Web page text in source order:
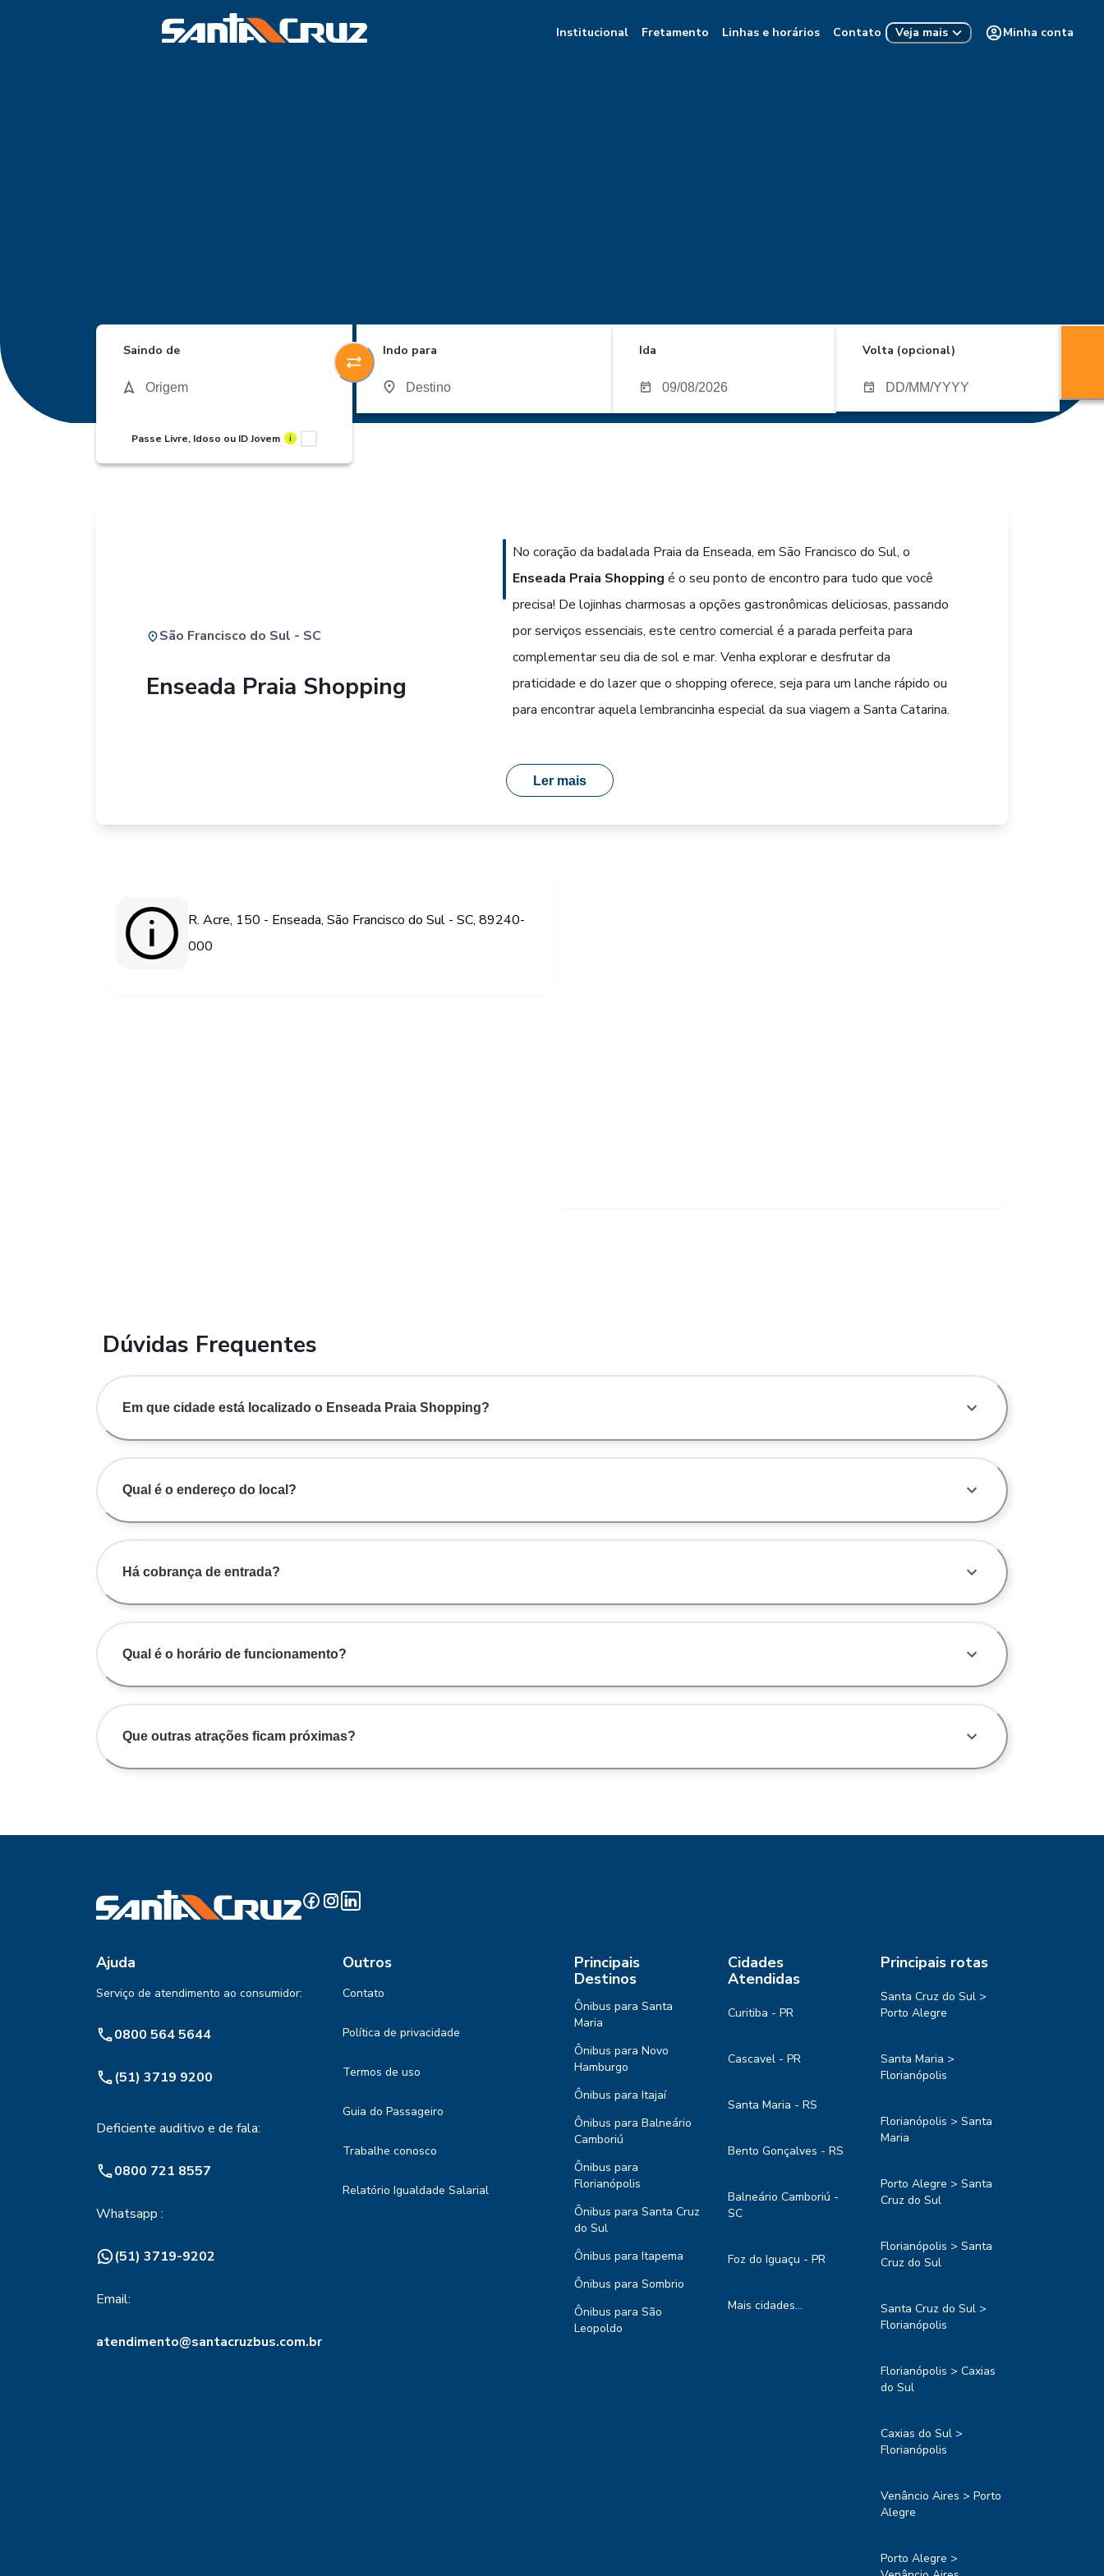
Institucional Fretamento Linhas e horários Contato Veja mais Minha conta
Saindo de
Passe Livre, Idoso ou ID Jovem i
Indo para Ida Volta (opcional)
São Francisco do Sul - SC
Enseada Praia Shopping
No coração da badalada Praia da Enseada, em São Francisco do Sul, o
Enseada Praia Shopping é o seu ponto de encontro para tudo que você
precisa! De lojinhas charmosas a opções gastronômicas deliciosas, passando
por serviços essenciais, este centro comercial é a parada perfeita para
complementar seu dia de sol e mar. Venha explorar e desfrutar da
praticidade e do lazer que o shopping oferece, seja para um lanche rápido ou
para encontrar aquela lembrancinha especial da sua viagem a Santa Catarina.
Ler mais
R. Acre, 150 - Enseada, São Francisco do Sul - SC, 89240-
000
Dúvidas Frequentes
Em que cidade está localizado o Enseada Praia Shopping?
Qual é o endereço do local?
Há cobrança de entrada?
Qual é o horário de funcionamento?
Que outras atrações ficam próximas?
Ajuda
Serviço de atendimento ao consumidor:
0800 564 5644
(51) 3719 9200
Deficiente auditivo e de fala:
0800 721 8557
Whatsapp :
(51) 3719-9202
Email:
atendimento@santacruzbus.com.br
Outros
Contato
Política de privacidade
Termos de uso
Guia do Passageiro
Trabalhe conosco
Relatório Igualdade Salarial
Principais
Destinos
Ônibus para Santa
Maria
Ônibus para Novo
Hamburgo
Ônibus para Itajaí
Ônibus para Balneário
Camboriú
Ônibus para
Florianópolis
Ônibus para Santa Cruz
do Sul
Ônibus para Itapema
Ônibus para Sombrio
Ônibus para São
Leopoldo
Cidades
Atendidas
Curitiba - PR
Cascavel - PR
Santa Maria - RS
Bento Gonçalves - RS
Balneário Camboriú -
SC
Foz do Iguaçu - PR
Mais cidades...
Principais rotas
Santa Cruz do Sul >
Porto Alegre
Santa Maria >
Florianópolis
Florianópolis > Santa
Maria
Porto Alegre > Santa
Cruz do Sul
Florianópolis > Santa
Cruz do Sul
Santa Cruz do Sul >
Florianópolis
Florianópolis > Caxias
do Sul
Caxias do Sul >
Florianópolis
Venâncio Aires > Porto
Alegre
Porto Alegre >